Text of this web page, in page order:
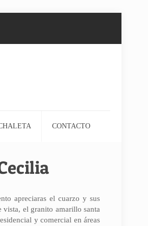
CONTACTO
apreciaras el cuarzo y sus
vista, el granito amarillo santa
y comercial en áreas